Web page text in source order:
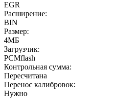
EGR
Расширение:
BIN
Размер:
4МБ
Загрузчик:
PCMflash
Контрольная сумма:
Пересчитана
Перенос калибровок:
Нужно